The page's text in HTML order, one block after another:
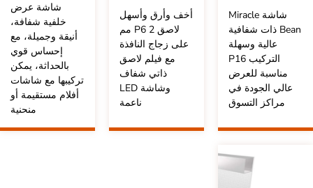
شاشة Miracle
Bean ذات شفافية
عالية وسهلة
التركيب P16
مناسبة للعرض
عالي الجودة في
مراكز التسوق
أخف وأرق وأسهل
لاصق P6 2 مم
على زجاج النافذة
مع فيلم لاصق
ذاتي شفاف
وشاشة LED
ناعمة
شاشة عرض
خلفية شفافة،
أنيقة وجميلة، مع
إحساس قوي
بالحداثة، يمكن
تركيبها مع شاشات
أفلام مستقيمة أو
منحنية